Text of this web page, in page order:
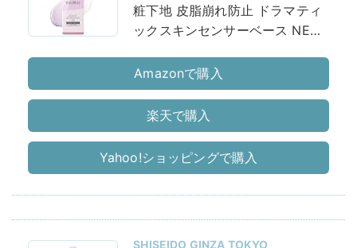
粧下地 皮脂崩れ防止 ドラマティ
ックスキンセンサーベース NEO
Amazonで購入
楽天で購入
Yahoo!ショッピングで購入
SHISEIDO GINZA TOKYO